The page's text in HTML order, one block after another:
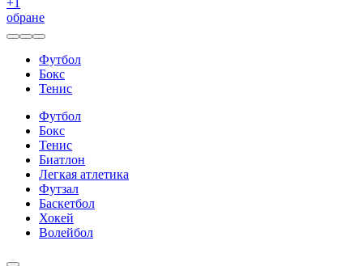
+1
обране
Футбол
Бокс
Тенис
Футбол
Бокс
Тенис
Биатлон
Легкая атлетика
Футзал
Баскетбол
Хокей
Волейбол